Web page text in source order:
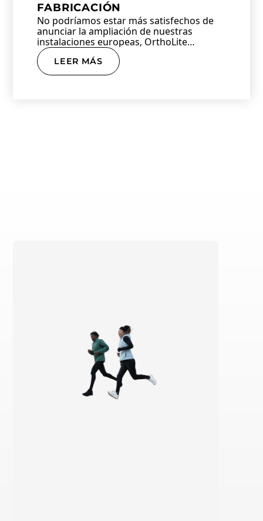
FABRICACIÓN
No podríamos estar más satisfechos de
anunciar la ampliación de nuestras
instalaciones europeas, OrthoLite
Europe…
LEER MÁS